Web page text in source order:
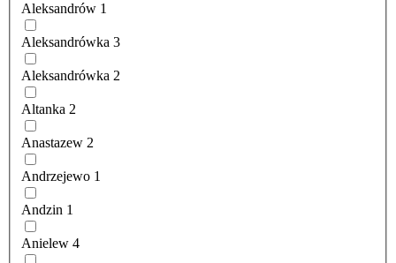
Aleksandrów 1
Aleksandrówka 3
Aleksandrówka 2
Altanka 2
Anastazew 2
Andrzejewo 1
Andzin 1
Anielew 4